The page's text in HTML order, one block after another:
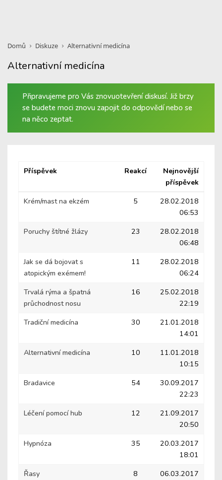
Domů Diskuze Alternativní medicína
Alternativní medicína
Připravujeme pro Vás znovuotevření diskusí. Již brzy
se budete moci znovu zapojit do odpovědí nebo se
na něco zeptat.
Příspěvek Reakcí
Nejnovější
příspěvek
Krém/mast na ekzém
5
28.02.2018
06:53
Poruchy štítné žlázy
23
28.02.2018
06:48
Jak se dá bojovat s
atopickým exémem!
11
28.02.2018
06:24
Trvalá rýma a špatná
průchodnost nosu
16
25.02.2018
22:19
Tradiční medicína
30
21.01.2018
14:01
Alternativní medicína
10
11.01.2018
10:15
Bradavice
54
30.09.2017
22:23
Léčení pomocí hub
12
21.09.2017
20:50
Hypnóza
35
20.03.2017
18:01
Řasy
8
06.03.2017